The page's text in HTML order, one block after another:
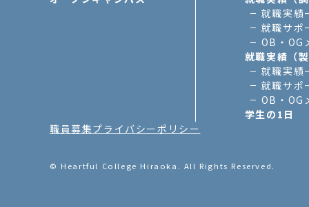
就職実績
就職サポ
OB・OG
就職実績（
就職実績
就職サポ
OB・OG
学生の1日
職員募集プライバシーポリシー
© Heartful College Hiraoka. All Rights Reserved.